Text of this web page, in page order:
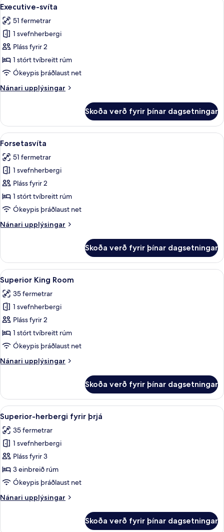
allar
myndir
fyrir
Executive-
svíta
5
Executive-svíta
51 fermetrar
1 svefnherbergi
Pláss fyrir 2
1 stórt tvíbreitt rúm
Ókeypis þráðlaust net
Nánari upplýsingar
Nánari
svíta
Skoða verð fyrir þínar dagsetningar
Skoða
allar
myndir
fyrir
Forsetasvíta
Forsetasvíta | Rúmföt af bestu
5
Forsetasvíta
51 fermetrar
1 svefnherbergi
Pláss fyrir 2
1 stórt tvíbreitt rúm
Ókeypis þráðlaust net
Nánari upplýsingar
Nánari
Skoða verð fyrir þínar dagsetningar
Skoða
allar
myndir
fyrir
Superior
King
Room
Superior King Room | Rúmföt af
7
Superior King Room
35 fermetrar
1 svefnherbergi
Pláss fyrir 2
1 stórt tvíbreitt rúm
Ókeypis þráðlaust net
Nánari upplýsingar
Nánari
King
Room
Skoða verð fyrir þínar dagsetningar
Skoða
allar
myndir
fyrir
Superior-
herbergi
fyrir
Superior-herbergi fyrir þrjá |
4
Superior-herbergi fyrir þrjá
35 fermetrar
1 svefnherbergi
Pláss fyrir 3
3 einbreið rúm
Ókeypis þráðlaust net
Nánari upplýsingar
Nánari
Skoða verð fyrir þínar dagsetningar